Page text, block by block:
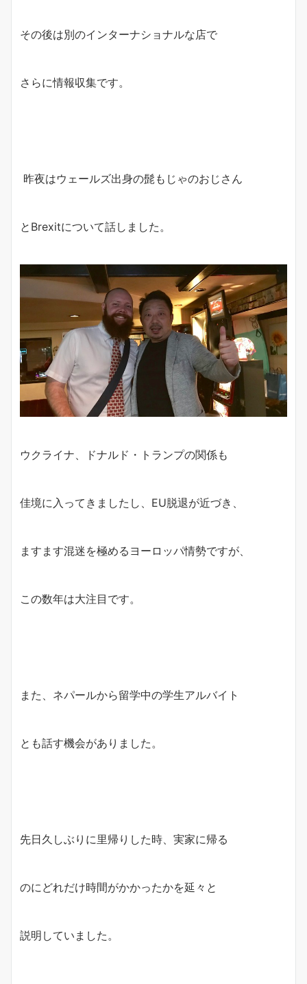
その後は別のインターナショナルな店で
さらに情報収集です。
昨夜はウェールズ出身の髭もじゃのおじさん
とBrexitについて話しました。
ウクライナ、ドナルド・トランプの関係も
佳境に入ってきましたし、EU脱退が近づき、
ますます混迷を極めるヨーロッパ情勢ですが、
この数年は大注目です。
また、ネパールから留学中の学生アルバイト
とも話す機会がありました。
先日久しぶりに里帰りした時、実家に帰る
のにどれだけ時間がかかったかを延々と
説明していました。